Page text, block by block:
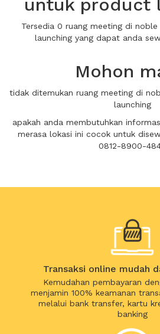
untuk product
Tersedia 0 ruang meeting di
launching yang dapat anda
Mohon
tidak ditemukan ruang meeting di
launching
apakah anda membutuhkan
merasa lokasi ini cocok untuk
0812-8900-
Transaksi online mudah
Kemudahan pembayaran
menjamin 100% keamanan
melalui bank transfer, kartu
banking